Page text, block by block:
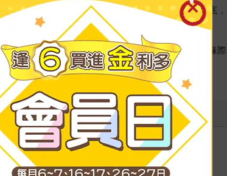
取權益，對於社會上不公不義之事，總愛追根究底
域的專精者與創新者。
特的人格特質與對金融商品爭議的用心鑽研，因緣
業解決爭議、減少損失。